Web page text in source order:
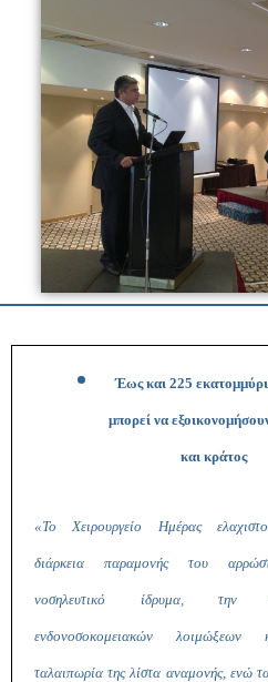
Έως και 225
μπορεί να
και κράτος
«Το Χειρουργείο Ημέρας
διάρκεια παραμονής του
νοσηλευτικό ίδρυμα, την
ενδονοσοκομειακών
ταλαιπωρία της λίστα αναμονής, ενώ